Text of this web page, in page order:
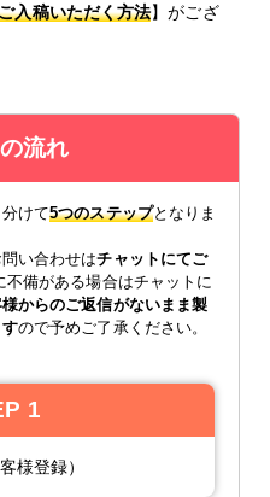
入稿いただく方法】がござ
流れ
けて5つのステップとなりま
い合わせはチャットにてご
不備がある場合はチャットに
様からのご返信がないまま製
ので予めご了承ください。
1
様登録）